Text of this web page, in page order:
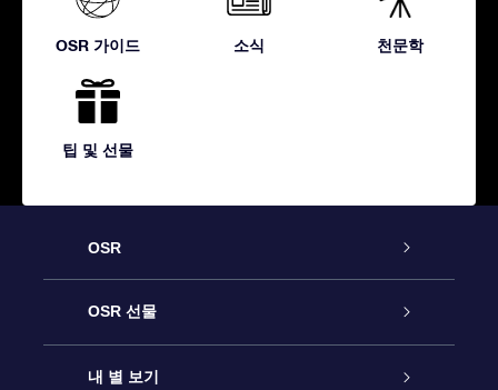
OSR 가이드 소식 천문학
팁 및 선물
OSR
고객 서비스
연락처
OSR 선물
온라인 별 선물
내 별 보기